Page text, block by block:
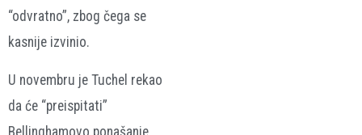
“odvratno”, zbog čega se
kasnije izvinio.
U novembru je Tuchel rekao
da će “preispitati”
Bellinghamovo ponašanje